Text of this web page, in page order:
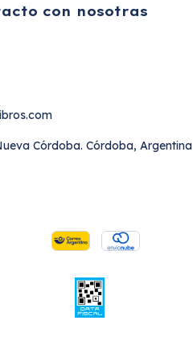
con nosotras
Córdoba. Córdoba, Argentina